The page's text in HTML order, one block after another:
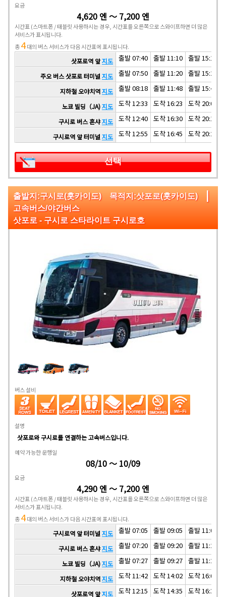
요금
4,620 엔 ～ 7,200 엔
시간표 (스마트폰 / 태블릿 사용하시는 경우, 시간표를 오른쪽으로 스와이프하면 더 많은
서비스가 표시됩니다.
총4대의 버스 서비스가 다음 시간표에 표시됩니다.
삿포로역 앞지도 출발 07:40 출발 11:10 출발 15:10
주오 버스 삿포로 터미널 지도 출발 07:50 출발 11:20 출발 15:20
지하철 오야치역지도 출발 08:18 출발 11:48 출발 15:48
노쿄 빌딩（JA)지도 도착 12:33 도착 16:23 도착 20:03
구시로 버스 혼샤지도 도착 12:40 도착 16:30 도착 20:10
구시로역 앞 터미널 지도 도착 12:55 도착 16:45 도착 20:25
선택
출발지:구시로(홋카이도) 목적지:삿포로(홋카이도) |
고속버스/야간버스
삿포로 - 구시로 스타라이트 구시로호
버스 설비
설명
삿포로와 구시로를 연결하는 고속버스입니다.
예약 가능한 운행일
08/10 ～ 10/09
요금
4,290 엔 ～ 7,200 엔
시간표 (스마트폰 / 태블릿 사용하시는 경우, 시간표를 오른쪽으로 스와이프하면 더 많은
서비스가 표시됩니다.
총4대의 버스 서비스가 다음 시간표에 표시됩니다.
구시로역 앞 터미널 지도 출발 07:05 출발 09:05 출발 11:05
구시로 버스 혼샤지도 출발 07:20 출발 09:20 출발 11:20
노쿄 빌딩（JA)지도 출발 07:27 출발 09:27 출발 11:27
지하철 오야치역지도 도착 11:42 도착 14:02 도착 16:02
삿포로역 앞지도 도착 12:15 도착 14:35 도착 16:35